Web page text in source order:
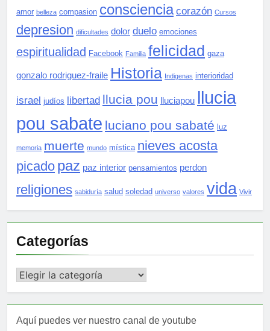
amor belleza compasion consciencia corazón Cursos
depresion dificultades dolor duelo emociones
espiritualidad Facebook Familia felicidad gaza
gonzalo rodriguez-fraile Historia Indigenas interioridad
israel judíos libertad llucia pou lluciapou llucia
pou sabate luciano pou sabaté luz
memoria muerte mundo mística nieves acosta
picado paz paz interior pensamientos perdon
religiones sabiduría salud soledad universo valores vida Vivir
Categorías
Categorías
Aquí puedes ver nuestro canal de youtube